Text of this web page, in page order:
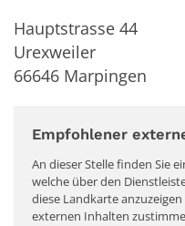
Hauptstrasse 44
Urexweiler
66646 Marpingen
Empfohlener
An dieser Stelle finden Sie
welche über den
diese Landkarte
externen Inhalten